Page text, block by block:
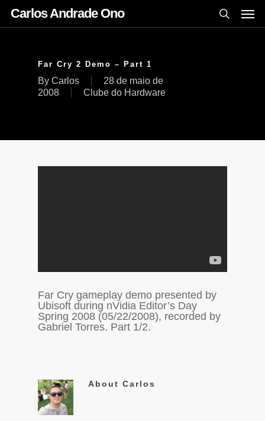
Carlos Andrade Ono
Far Cry 2 Demo – Part 1
By Carlos
28 de maio de
2008
Clube do Hardware
Far Cry gameplay demo presented by
Ubisoft during nVidia Editor’s Day
Spring 2008 (05/22/2008), recorded by
Gabriel Torres. Part 1/2.
About Carlos